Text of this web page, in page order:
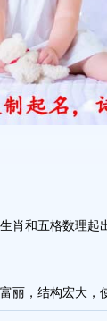
肖和五格数理起
，结构宏大，